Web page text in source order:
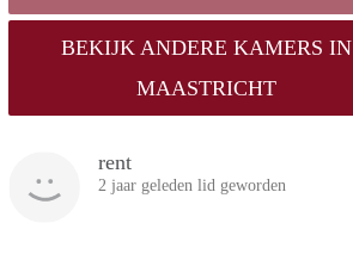
BEKIJK ANDERE KAMERS IN
MAASTRICHT
rent
2 jaar geleden lid geworden